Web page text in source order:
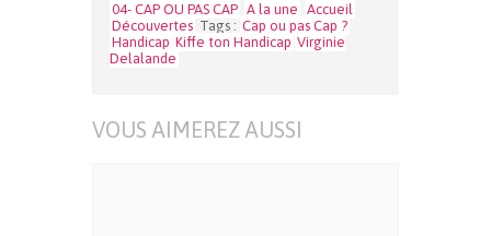
04- CAP OU PAS CAP A la une Accueil
Découvertes Tags : Cap ou pas Cap ?
Handicap Kiffe ton Handicap Virginie
Delalande
VOUS AIMEREZ AUSSI